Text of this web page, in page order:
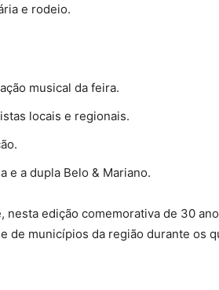
e rodeio.
musical da feira.
locais e regionais.
e a dupla Belo & Mariano.
nesta edição comemorativa de 30
de municípios da região durante os